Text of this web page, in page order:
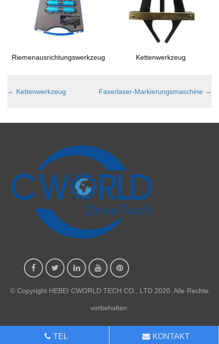
Riemenausrichtungswerkzeug Kettenwerkzeug
← Kettenwerkzeug Faserlaser-Markierungsmaschine →
© Copyright HEBEI CWORLD TECH CO., LTD 2020. Alle Rechte
vorbehalten.
TEL KONTAKT